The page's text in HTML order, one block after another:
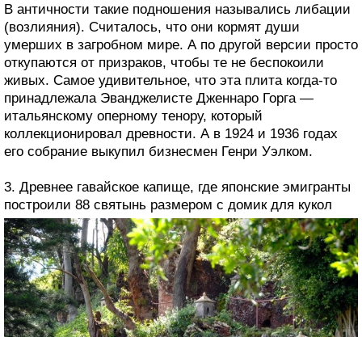
В античности такие подношения назывались либации
(возлияния). Считалось, что они кормят души
умерших в загробном мире. А по другой версии просто
откупаются от призраков, чтобы те не беспокоили
живых. Самое удивительное, что эта плита когда-то
принадлежала Эванджелисте Дженнаро Горга —
итальянскому оперному тенору, который
коллекционировал древности. А в 1924 и 1936 годах
его собрание выкупил бизнесмен Генри Уэлком.
3. Древнее гавайское капище, где японские эмигранты
построили 88 святынь размером с домик для кукол